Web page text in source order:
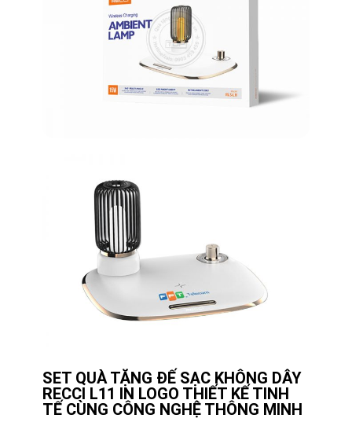
SET QUÀ TẶNG ĐẾ SẠC KHÔNG DÂY
RECCI L11 IN LOGO THIẾT KẾ TINH
TẾ CÙNG CÔNG NGHỆ THÔNG MINH